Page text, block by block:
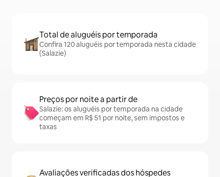
Total de aluguéis por temporada
Confira 120 aluguéis por temporada nesta cidade
(Salazie)
Preços por noite a partir de
Salazie: os aluguéis por temporada na cidade
começam em R$ 51 por noite, sem impostos e
taxas
Avaliações verificadas dos hóspedes